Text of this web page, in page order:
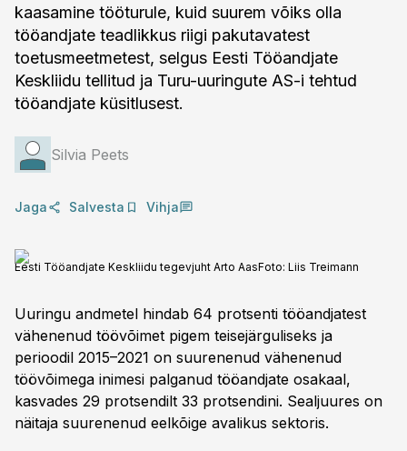
kaasamine tööturule, kuid suurem võiks olla
tööandjate teadlikkus riigi pakutavatest
toetusmeetmetest, selgus Eesti Tööandjate
Keskliidu tellitud ja Turu-uuringute AS-i tehtud
tööandjate küsitlusest.
Silvia Peets
Jaga Salvesta Vihja
Eesti Tööandjate Keskliidu tegevjuht Arto AasFoto: Liis Treimann
Uuringu andmetel hindab 64 protsenti tööandjatest
vähenenud töövõimet pigem teisejärguliseks ja
perioodil 2015–2021 on suurenenud vähenenud
töövõimega inimesi palganud tööandjate osakaal,
kasvades 29 protsendilt 33 protsendini. Sealjuures on
näitaja suurenenud eelkõige avalikus sektoris.